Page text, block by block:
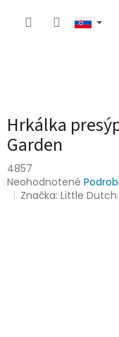
Hrkálka
Garden
4857
Priemerné
hodnotenie
Neohodnotené
Značka:Little Dutch